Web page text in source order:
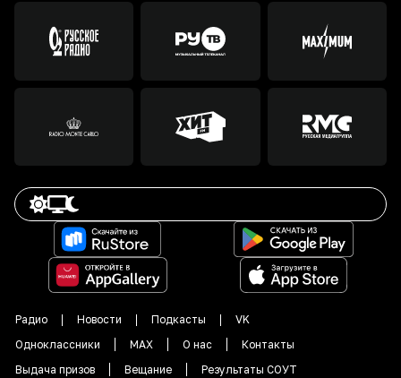
Радио Новости Подкасты
VK
Одноклассники
MAX О нас
Контакты
Выдача призов
Вещание Результаты СОУТ